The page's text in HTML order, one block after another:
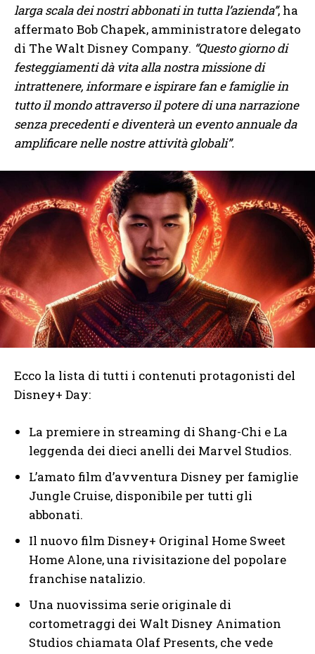
larga scala dei nostri abbonati in tutta l’azienda”, ha
affermato Bob Chapek, amministratore delegato
di The Walt Disney Company. “Questo giorno di
festeggiamenti dà vita alla nostra missione di
intrattenere, informare e ispirare fan e famiglie in
tutto il mondo attraverso il potere di una narrazione
senza precedenti e diventerà un evento annuale da
amplificare nelle nostre attività globali”.
Ecco la lista di tutti i contenuti protagonisti del
Disney+ Day:
La premiere in streaming di Shang-Chi e La
leggenda dei dieci anelli dei Marvel Studios.
L’amato film d’avventura Disney per famiglie
Jungle Cruise, disponibile per tutti gli
abbonati.
Il nuovo film Disney+ Original Home Sweet
Home Alone, una rivisitazione del popolare
franchise natalizio.
Una nuovissima serie originale di
cortometraggi dei Walt Disney Animation
Studios chiamata Olaf Presents, che vede